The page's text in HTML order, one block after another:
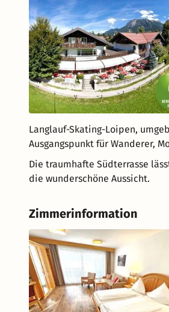
Langlauf-Skating-Loipen,
Ausgangspunkt für Wanderer,
Die traumhafte Südterrasse
die wunderschöne Aussicht.
Zimmerinformation